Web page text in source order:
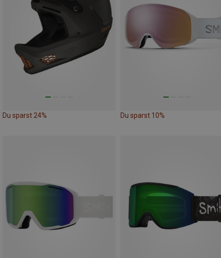
Du sparst 24% Du sparst 10%